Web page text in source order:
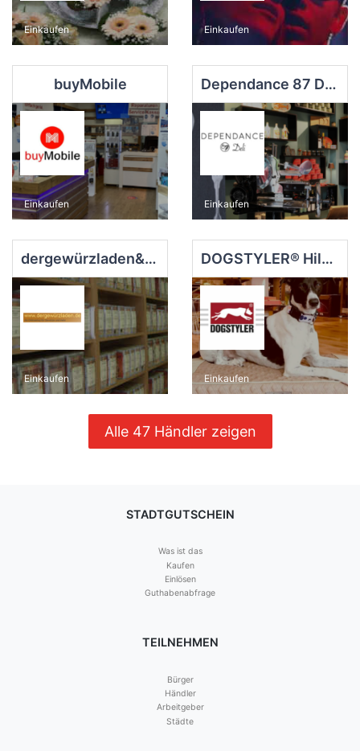
Einkaufen Einkaufen
buyMobile
Einkaufen
Dependance 87 Deli
Einkaufen
dergewürzladen&dasteeparadies
Einkaufen
DOGSTYLER® Hilden
Einkaufen
Alle 47 Händler zeigen
STADTGUTSCHEIN
Was ist das
Kaufen
Einlösen
Guthabenabfrage
TEILNEHMEN
Bürger
Händler
Arbeitgeber
Städte